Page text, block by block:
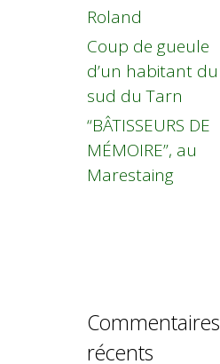
Roland
Coup de gueule
d’un habitant du
sud du Tarn
“BÂTISSEURS DE
MÉMOIRE”, au
Marestaing
Commentaires
récents